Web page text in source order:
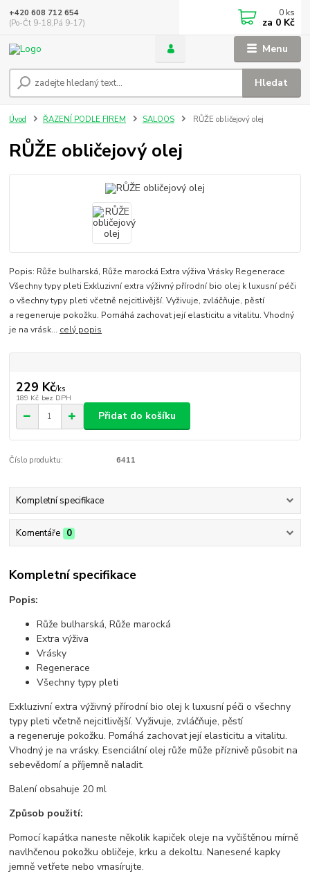
Menu
Hledat
+420 608 712 654
(Po-Čt 9-18,Pá 9-17)
0 ks
za 0 Kč
Úvod ŘAZENÍ PODLE FIREM SALOOS RŮŽE obličejový olej
RŮŽE obličejový olej
Popis: Růže bulharská, Růže marocká Extra výživa Vrásky Regenerace
Všechny typy pleti Exkluzivní extra výživný přírodní bio olej k luxusní péči
o všechny typy pleti včetně nejcitlivější. Vyživuje, zvláčňuje, pěstí
a regeneruje pokožku. Pomáhá zachovat její elasticitu a vitalitu. Vhodný
je na vrásk... celý popis
229 Kč/ks
189 Kč bez DPH
Přidat do košíku
Číslo produktu: 6411
Kompletní specifikace
Komentáře 0
Kompletní specifikace
Popis:
Růže bulharská, Růže marocká
Extra výživa
Vrásky
Regenerace
Všechny typy pleti
Exkluzivní extra výživný přírodní bio olej k luxusní péči o všechny
typy pleti včetně nejcitlivější. Vyživuje, zvláčňuje, pěstí
a regeneruje pokožku. Pomáhá zachovat její elasticitu a vitalitu.
Vhodný je na vrásky. Esenciální olej růže může příznivě působit na
sebevědomí a příjemně naladit.
Balení obsahuje 20 ml
Způsob použití:
Pomocí kapátka naneste několik kapiček oleje na vyčištěnou mírně
navlhčenou pokožku obličeje, krku a dekoltu. Nanesené kapky
jemně vetřete nebo vmasírujte.